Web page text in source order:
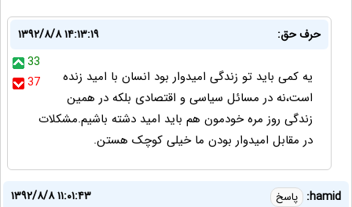
حرف حق:
۱۳۹۲/۸/۸ ۱۴:۱۳:۱۹
33
37
یه کمی باید تو زندگی امیدوار بود انسان با امید زنده
است،نه در مسائل سیاسی و اقتصادی بلکه در همین
زندگی روز مره خودمون هم باید امید دشته باشیم.مشکلات
در مقابل امیدوار بودن ما خیلی کوچک هستن.
hamid: پاسخ
۱۳۹۲/۸/۸ ۱۱:۰۱:۴۳